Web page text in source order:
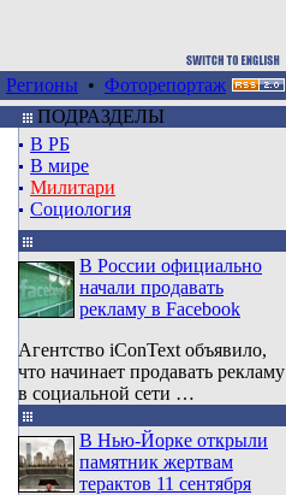
Регионы • Фоторепортаж
ПОДРАЗДЕЛЫ
В РБ
В мире
Милитари
Социология
В России официально
начали продавать
рекламу в Facebook
Агентство iConText объявило,
что начинает продавать рекламу
в социальной сети …
В Нью-Йорке открыли
памятник жертвам
терактов 11 сентября